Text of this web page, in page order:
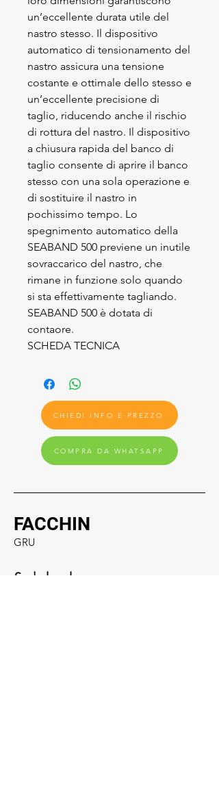
un’eccellente durata utile del
nastro stesso. Il dispositivo
automatico di tensionamento del
nastro assicura una tensione
costante e ottimale dello stesso e
un’eccellente precisione di
taglio, riducendo anche il rischio
di rottura del nastro. Il dispositivo
a chiusura rapida del banco di
taglio consente di aprire il banco
stesso con una sola operazione e
di sostituire il nastro in
pochissimo tempo. Lo
spegnimento automatico della
SEABAND 500 previene un inutile
sovraccarico del nastro, che
rimane in funzione solo quando
si sta effettivamente tagliando.
SEABAND 500 è dotata di
contaore.
SCHEDA TECNICA
CHIEDI INFO E PREZZO
COMPRA DA WHATSAPP
FACCHIN
GRU
Sede legale